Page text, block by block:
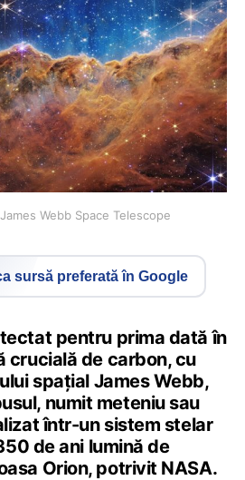
Webb Space Telescope
sursă preferată în Google
pentru prima dată în
crucială de carbon, cu
spațial James Webb,
numit meteniu sau
într-un sistem stelar
de ani lumină de
Orion, potrivit NASA.